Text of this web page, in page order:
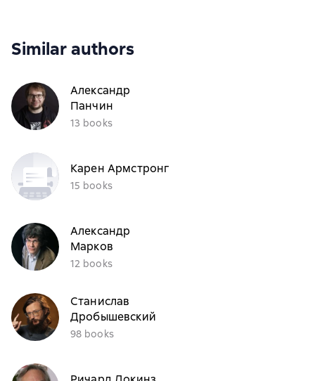
Similar authors
Александр
Панчин
13 books
Карен Армстронг
15 books
Александр
Марков
12 books
Станислав
Дробышевский
98 books